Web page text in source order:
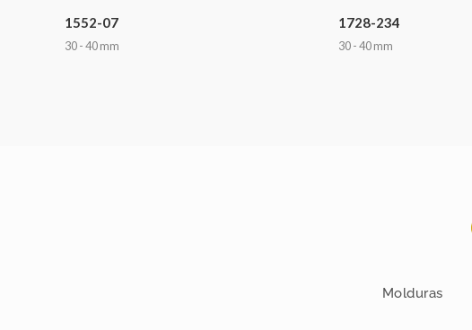
1552-07
30 - 40 mm
1728-234
30 - 40 mm
Molduras